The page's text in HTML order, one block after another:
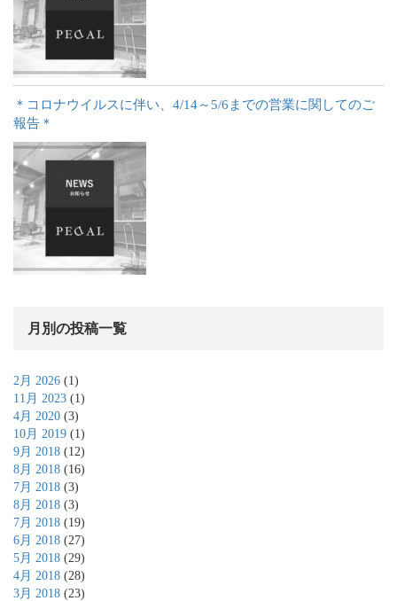
＊コロナウイルスに伴い、4/14～5/6までの営業に関してのご
報告＊
月別の投稿一覧
2月 2026 (1)
11月 2023 (1)
4月 2020 (3)
10月 2019 (1)
9月 2018 (12)
8月 2018 (16)
7月 2018 (3)
8月 2018 (3)
7月 2018 (19)
6月 2018 (27)
5月 2018 (29)
4月 2018 (28)
3月 2018 (23)